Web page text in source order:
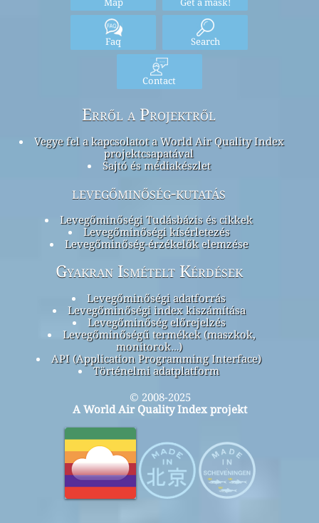
Faq Search
Contact
Erről a Projektről
Vegye fel a kapcsolatot a World Air Quality Index
projektcsapatával
Sajtó és médiakészlet
levegőminőség-kutatás
Levegőminőségi Tudásbázis és cikkek
Levegőminőségi kísérletezés
Levegőminőség-érzékelők elemzése
Gyakran Ismételt Kérdések
Levegőminőségi adatforrás
Levegőminőségi index kiszámítása
Levegőminőség előrejelzés
Levegőminőségű termékek (maszkok,
monitorok…)
API (Application Programming Interface)
Történelmi adatplatform
© 2008-2025
A World Air Quality Index projekt